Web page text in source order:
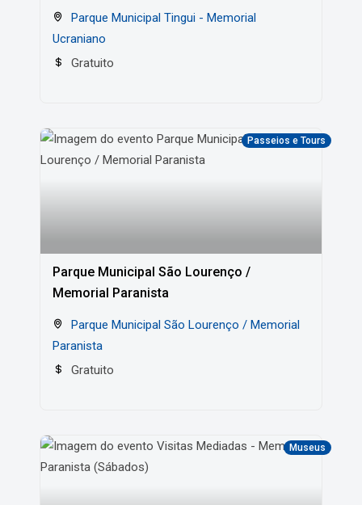
Ucraniano
Gratuito
Passeios e Tours
Parque Municipal São Lourenço /
Memorial Paranista
Paranista
Gratuito
Museus